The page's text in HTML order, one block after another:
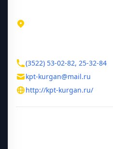
(3522) 53-02-82, 25-32-84
kpt-kurgan@mail.ru
http://kpt-kurgan.ru/